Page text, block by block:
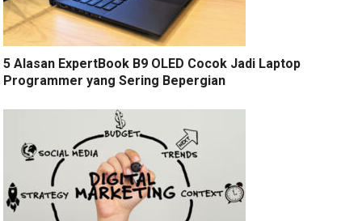
5 Alasan ExpertBook B9 OLED Cocok Jadi Laptop
Programmer yang Sering Bepergian